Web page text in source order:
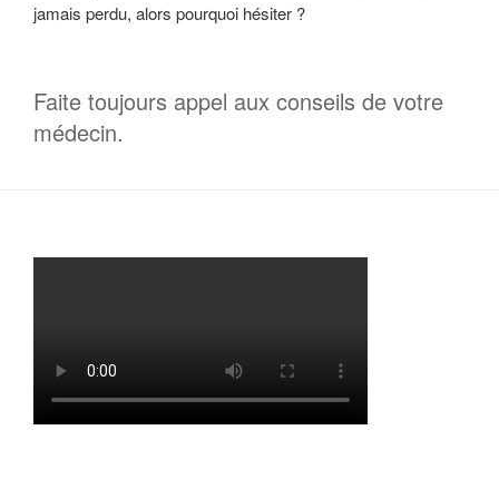
jamais perdu, alors pourquoi hésiter ?
Faite toujours appel aux conseils de votre
médecin.